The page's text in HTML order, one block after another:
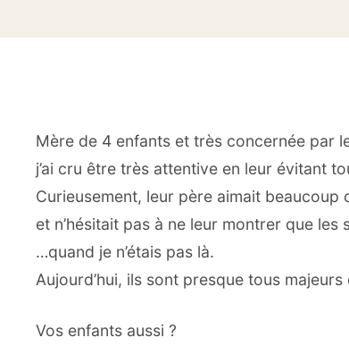
Mère de 4 enfants et très concernée par
j’ai cru être très attentive en leur évitant
Curieusement, leur père aimait beaucoup
et n’hésitait pas à ne leur montrer que les
…quand je n’étais pas là.
Aujourd’hui, ils sont presque tous
Vos enfants aussi ?